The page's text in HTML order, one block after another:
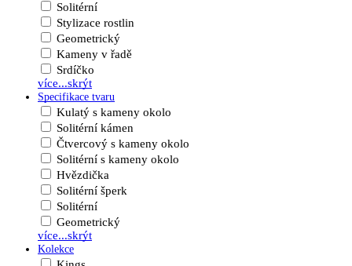
Solitérní
Stylizace rostlin
Geometrický
Kameny v řadě
Srdíčko
více...skrýt
Specifikace tvaru
Kulatý s kameny okolo
Solitérní kámen
Čtvercový s kameny okolo
Solitérní s kameny okolo
Hvězdička
Solitérní šperk
Solitérní
Geometrický
více...skrýt
Kolekce